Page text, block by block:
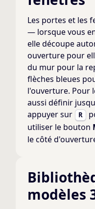
Les portes et les
— lorsque vous
elle découpe
ouverture pour
du mur pour la
flèches bleues
l'ouverture. Pour
aussi définir
appuyer sur
R
utiliser le bouton
le côté
modèles